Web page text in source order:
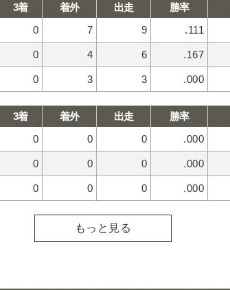
3着 着外 出走 勝率
0 7 9 .111
0 4 6 .167
0 3 3 .000
3着 着外 出走 勝率
0 0 0 .000
0 0 0 .000
0 0 0 .000
もっと見る